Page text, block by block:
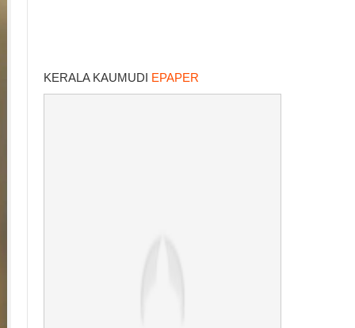
KERALA KAUMUDI EPAPER